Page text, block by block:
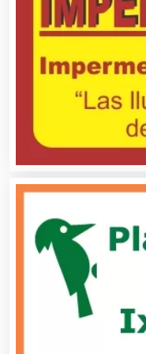
Automóviles
Autopartes
Avaluos
Balnearios
Bancos